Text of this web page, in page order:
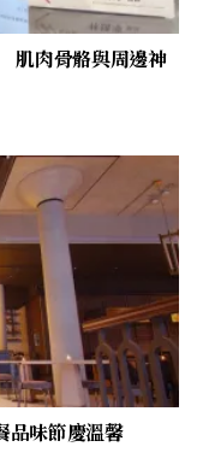
肌肉骨骼與周邊神
品味節慶溫馨